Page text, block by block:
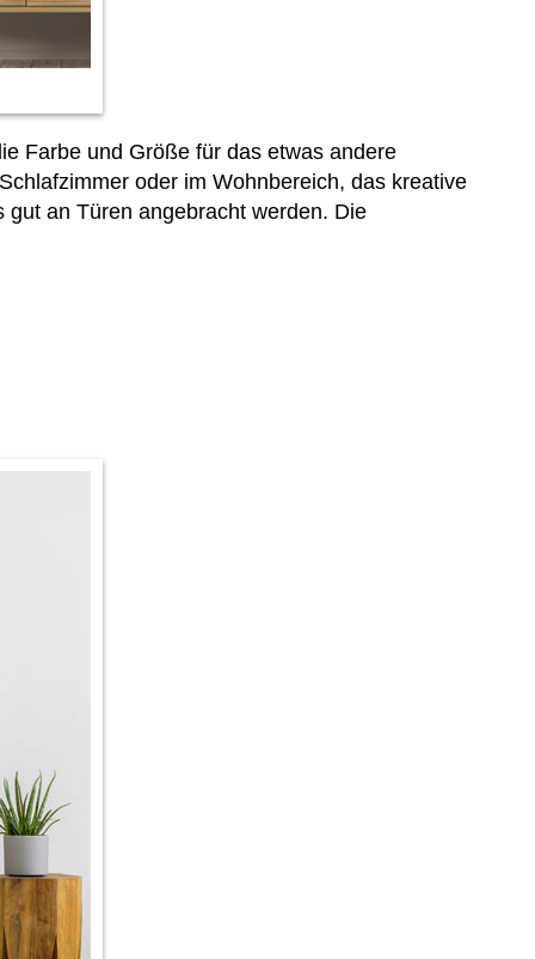
Farbe und Größe für das etwas andere
oder im Wohnbereich, das kreative
an Türen angebracht werden. Die